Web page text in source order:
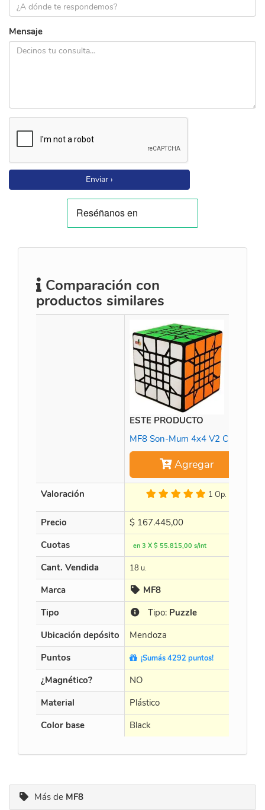
Mensaje
Enviar ›
Comparación con
productos similares
ESTE PRODUCTO
MF8 Son-Mum 4x4 V2 Cube
Agregar
Valoración 1 Op.
Precio $ 167.445,00
Cuotas
en 3 X $ 55.815,00 s/int
Cant. Vendida 18 u.
Marca
MF8
Tipo
Tipo: Puzzle
Ubicación depósito
Mendoza
Puntos
¡Sumás 4292 puntos!
¿Magnético? NO
Material
Plástico
Color base
Black
Más de MF8